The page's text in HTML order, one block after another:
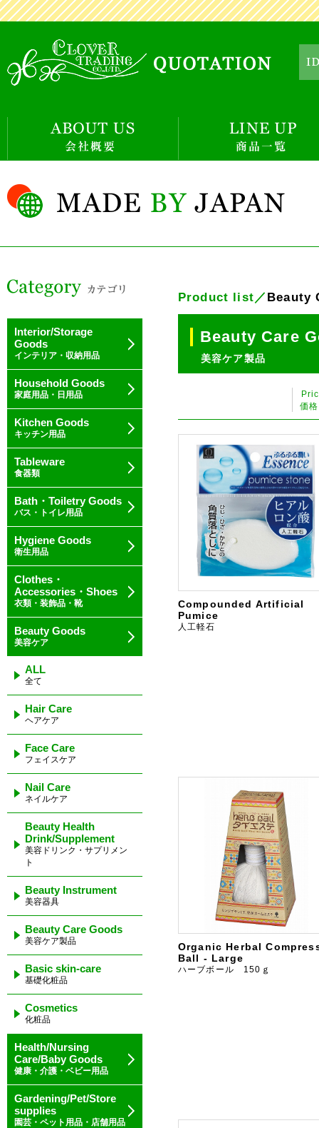
Interior/Storage
Goods
インテリア・収納用品
Household Goods
家庭用品・日用品
Kitchen Goods
キッチン用品
Tableware
食器類
Bath・Toiletry Goods
バス・トイレ用品
Hygiene Goods
衛生用品
Clothes・
Accessories・Shoes
衣類・装飾品・靴
Beauty Goods
美容ケア
ALL
全て
Hair Care
ヘアケア
Face Care
フェイスケア
Nail Care
ネイルケア
Beauty Health
Drink/Supplement
美容ドリンク・サプリメン
ト
Beauty Instrument
美容器具
Beauty Care Goods
美容ケア製品
Basic skin-care
基礎化粧品
Cosmetics
化粧品
Health/Nursing
Care/Baby Goods
健康・介護・ベビー用品
Gardening/Pet/Store
supplies
園芸・ペット用品・店舗用品
Product list／ Beauty
Beauty Care
美容ケア製品
価
Compounded Artificial
Pumice
人工軽石
Organic Herbal
Ball - Large
ハーブボール 150ｇ